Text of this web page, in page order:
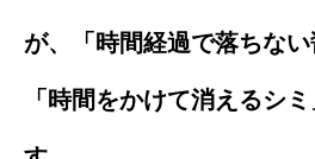
が、「時間経過で落ちな
「時間をかけて消えるシ